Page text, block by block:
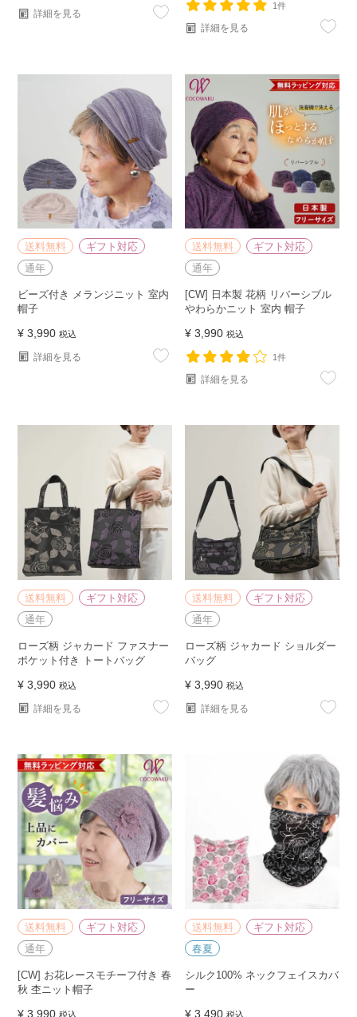
詳細を見る
1件
詳細を見る
送料無料
ギフト対応
通年
ビーズ付き メランジニット 室内
帽子
¥ 3,990 税込
詳細を見る
送料無料
ギフト対応
通年
[CW] 日本製 花柄 リバーシブル
やわらかニット 室内 帽子
¥ 3,990 税込
1件
詳細を見る
送料無料
ギフト対応
通年
ローズ柄 ジャカード ファスナー
ポケット付き トートバッグ
¥ 3,990 税込
詳細を見る
送料無料
ギフト対応
通年
ローズ柄 ジャカード ショルダー
バッグ
¥ 3,990 税込
詳細を見る
送料無料
ギフト対応
通年
[CW] お花レースモチーフ付き 春
秋 杢ニット帽子
¥ 3,990 税込
送料無料
ギフト対応
春夏
シルク100% ネックフェイスカバ
ー
¥ 3,490 税込